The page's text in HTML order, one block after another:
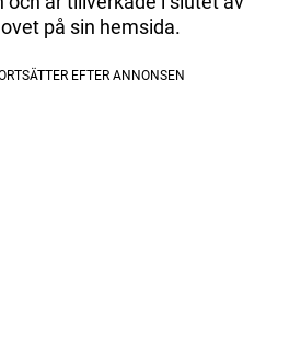
på sin hemsida.